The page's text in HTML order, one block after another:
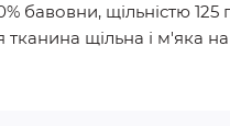
бавовни, щільністю
щільна і м'яка на